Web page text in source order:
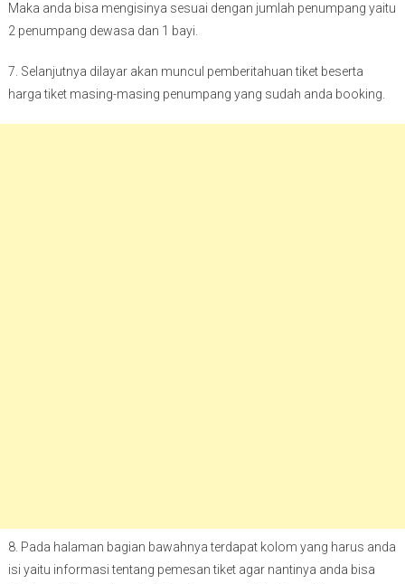
Maka anda bisa mengisinya sesuai dengan jumlah penumpang yaitu
2 penumpang dewasa dan 1 bayi.
7. Selanjutnya dilayar akan muncul pemberitahuan tiket beserta
harga tiket masing-masing penumpang yang sudah anda booking.
8. Pada halaman bagian bawahnya terdapat kolom yang harus anda
isi yaitu informasi tentang pemesan tiket agar nantinya anda bisa